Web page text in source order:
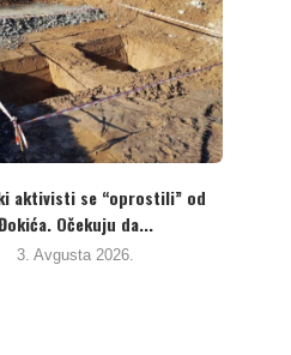
Protest zbog nesnosnog smrada sa
deponije, koji je...
29. Jula 2026.